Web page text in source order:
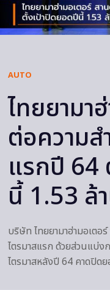
AUTO
ไทยยามา
ต่อความส
แรกปี 64
นี้ 1.53 ล้
บริษัท ไทยยามาฮ่ามอเตอ
ไตรมาสแรก ด้วยส่วนแบ่ง
ไตรมาสหลังปี 64 คาดปิด